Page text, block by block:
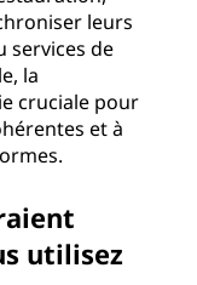
leurs
services de
la
cruciale pour
et à
utilisez